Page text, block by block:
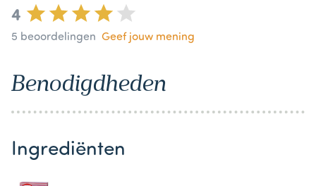
4
5 beoordelingen Geef jouw mening
Benodigdheden
Ingrediënten